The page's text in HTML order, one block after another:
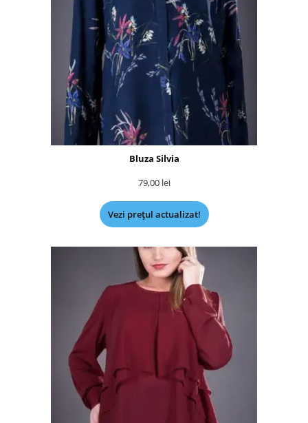
Bluza Silvia
79,00 lei
Vezi prețul actualizat!